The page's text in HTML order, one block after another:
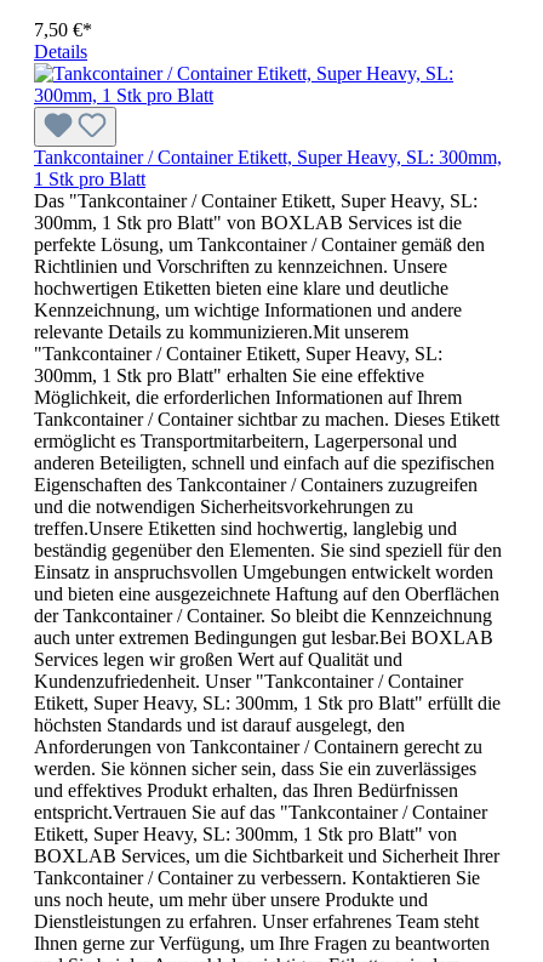
7,50 €*
Details
Tankcontainer / Container Etikett, Super Heavy, SL: 300mm,
1 Stk pro Blatt
Das "Tankcontainer / Container Etikett, Super Heavy, SL:
300mm, 1 Stk pro Blatt" von BOXLAB Services ist die
perfekte Lösung, um Tankcontainer / Container gemäß den
Richtlinien und Vorschriften zu kennzeichnen. Unsere
hochwertigen Etiketten bieten eine klare und deutliche
Kennzeichnung, um wichtige Informationen und andere
relevante Details zu kommunizieren.Mit unserem
"Tankcontainer / Container Etikett, Super Heavy, SL:
300mm, 1 Stk pro Blatt" erhalten Sie eine effektive
Möglichkeit, die erforderlichen Informationen auf Ihrem
Tankcontainer / Container sichtbar zu machen. Dieses Etikett
ermöglicht es Transportmitarbeitern, Lagerpersonal und
anderen Beteiligten, schnell und einfach auf die spezifischen
Eigenschaften des Tankcontainer / Containers zuzugreifen
und die notwendigen Sicherheitsvorkehrungen zu
treffen.Unsere Etiketten sind hochwertig, langlebig und
beständig gegenüber den Elementen. Sie sind speziell für den
Einsatz in anspruchsvollen Umgebungen entwickelt worden
und bieten eine ausgezeichnete Haftung auf den Oberflächen
der Tankcontainer / Container. So bleibt die Kennzeichnung
auch unter extremen Bedingungen gut lesbar.Bei BOXLAB
Services legen wir großen Wert auf Qualität und
Kundenzufriedenheit. Unser "Tankcontainer / Container
Etikett, Super Heavy, SL: 300mm, 1 Stk pro Blatt" erfüllt die
höchsten Standards und ist darauf ausgelegt, den
Anforderungen von Tankcontainer / Containern gerecht zu
werden. Sie können sicher sein, dass Sie ein zuverlässiges
und effektives Produkt erhalten, das Ihren Bedürfnissen
entspricht.Vertrauen Sie auf das "Tankcontainer / Container
Etikett, Super Heavy, SL: 300mm, 1 Stk pro Blatt" von
BOXLAB Services, um die Sichtbarkeit und Sicherheit Ihrer
Tankcontainer / Container zu verbessern. Kontaktieren Sie
uns noch heute, um mehr über unsere Produkte und
Dienstleistungen zu erfahren. Unser erfahrenes Team steht
Ihnen gerne zur Verfügung, um Ihre Fragen zu beantworten